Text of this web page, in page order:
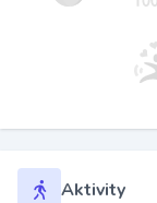
Aktivity